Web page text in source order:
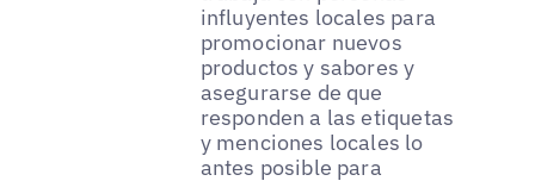
influyentes locales para
promocionar nuevos
productos y sabores y
asegurarse de que
responden a las etiquetas
y menciones locales lo
antes posible para